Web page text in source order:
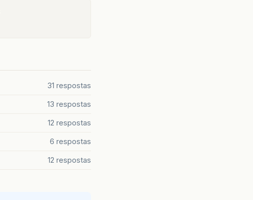
31 respostas
13 respostas
12 respostas
6 respostas
12 respostas